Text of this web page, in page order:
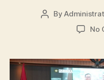
PostBy
No